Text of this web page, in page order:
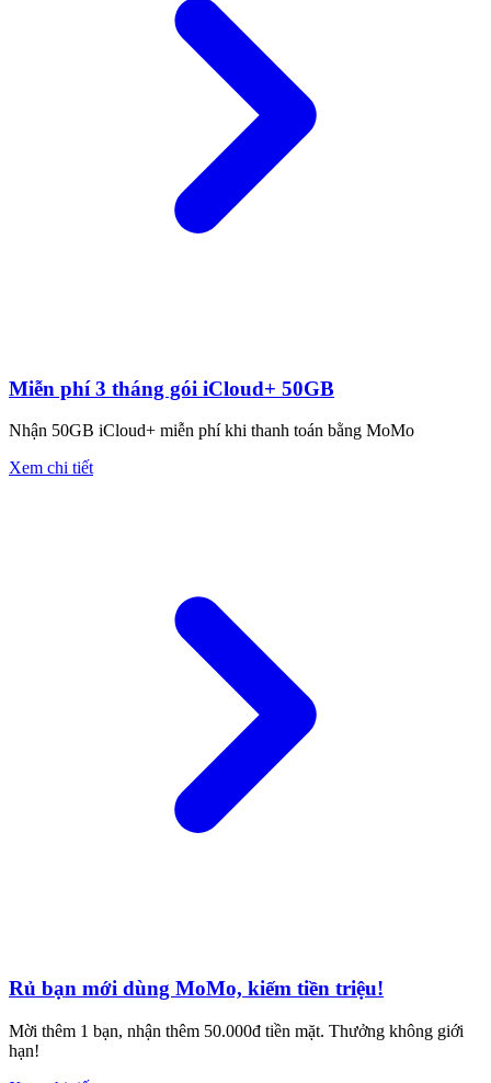
Miễn phí 3 tháng gói iCloud+ 50GB
Nhận 50GB iCloud+ miễn phí khi thanh toán bằng MoMo
Xem chi tiết
Rủ bạn mới dùng MoMo, kiếm tiền triệu!
Mời thêm 1 bạn, nhận thêm 50.000đ tiền mặt. Thưởng không giới
hạn!